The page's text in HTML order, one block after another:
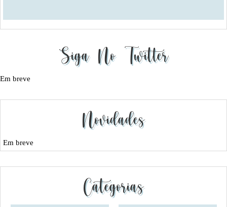
Siga No Twitter
Em breve
Novidades
Em breve
Categorias